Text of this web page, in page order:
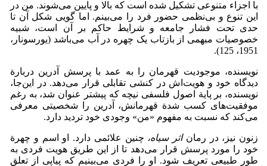
با اجزاء متنوعی تشکیل شده است که بالا و پایین می‌شوند. من در
این تنوع و بی‌نظمی حضور فرد را می‌بینم. اما گویی شکل آن تا
حدی تحت فشار جامعه و شرایط حاکم بر آن است، شبیه
خصوصیات مبهمی از بازتاب یک چهره در آب می‌باشد (یورسونار،
1951، 125).
نویسنده، موجودیت قهرمان را به عمد با پرسش آدرین دربارة
دیدگاه خود و هویت‌اش در کنشی تقابلی قرار می‌دهد. در این‌جا،
نویسنده، بر پایة اصول فلسفی نیچه که پیشتر عنوان شد، به رغم
موفقیت‌های کسب شدة قهرمانش، آدرین را شخصیتی معرفی
می‌کند که نسبت به مفهوم «من» وجودی خود تردید دارد.
زنون نیز، در رماناثر سیاه، چنین علائمی دارد. او اسم و چهرة
خود را مورد پرسش قرار می‌دهد تا از این طریق هویت فردی به
طور طبیعی تعریف شود. او را فردی می‌بینیم که پیاپی از تعلق